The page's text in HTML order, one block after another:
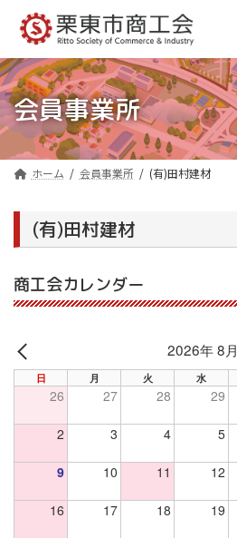
ン
ツ
へ
ス
キ
ッ
ー
シ
ョ
ン
に
移
会員事業所
ホーム 会員事業所 (有)田村建材
(有)田村建材
商工会カレンダー
PREV
2026年 8月
日 月 火 水
26 27 28 29
2 3 4 5
9 10 11 12
16 17 18 19